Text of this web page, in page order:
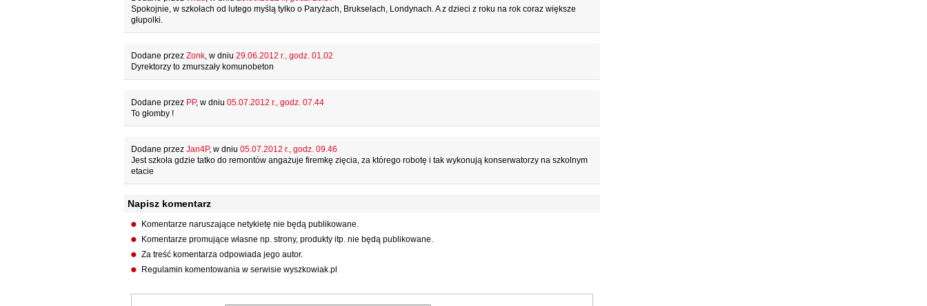
Spokojnie, w szkołach od lutego myślą tylko o Paryżach, Brukselach, Londynach. A z dzieci z roku na rok coraz większe
głupolki.
Dodane przez Zonk, w dniu 29.06.2012 r., godz. 01.02
Dyrektorzy to zmurszały komunobeton
Dodane przez PP, w dniu 05.07.2012 r., godz. 07.44
To głomby !
Dodane przez Jan4P, w dniu 05.07.2012 r., godz. 09.46
Jest szkoła gdzie tatko do remontów angażuje firemkę zięcia, za którego robotę i tak wykonują konserwatorzy na szkolnym
etacie
Napisz komentarz
Komentarze naruszające netykietę nie będą publikowane.
Komentarze promujące własne np. strony, produkty itp. nie będą publikowane.
Za treść komentarza odpowiada jego autor.
Regulamin komentowania w serwisie wyszkowiak.pl